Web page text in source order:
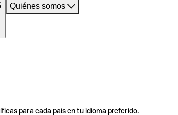
Quiénes somos
para cada país en tu idioma preferido.